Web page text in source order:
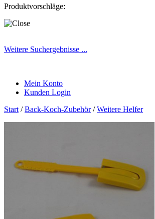
Produktvorschläge:
Weitere Suchergebnisse ...
Mein Konto
Kunden Login
Start /Back-Koch-Zubehör/Weitere Helfer